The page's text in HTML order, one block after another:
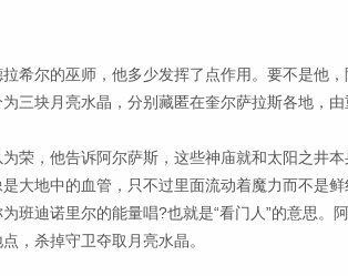
希尔的巫师，他多少发挥了点作用。要不是他
三块月亮水晶，分别藏匿在奎尔萨拉斯各地，由
荣，他告诉阿尔萨斯，这些神庙就和太阳之井
大地中的血管，只不过里面流动着魔力而不是
班迪诺里尔的能量唱?也就是“看门人”的意思。
，杀掉守卫夺取月亮水晶。